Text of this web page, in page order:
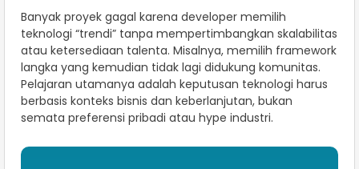
Banyak proyek gagal karena developer memilih
teknologi “trendi” tanpa mempertimbangkan skalabilitas
atau ketersediaan talenta. Misalnya, memilih framework
langka yang kemudian tidak lagi didukung komunitas.
Pelajaran utamanya adalah keputusan teknologi harus
berbasis konteks bisnis dan keberlanjutan, bukan
semata preferensi pribadi atau hype industri.